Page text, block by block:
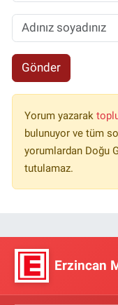
Gönder
Yorum yazarak
bulunuyor ve tüm
yorumlardan Doğu
tutulamaz.
Erzincan